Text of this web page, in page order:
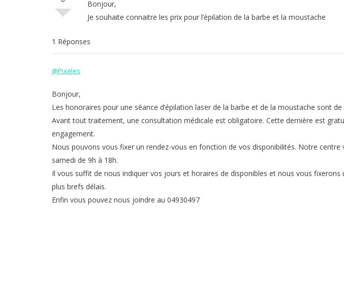
Bonjour,
Je souhaite connaitre les prix pour l’épilation de la barbe et la moustache
1 Réponses
@Pixeles
Bonjour,
Les honoraires pour une séance d’épilation laser de la barbe et de la moustache sont de
Avant tout traitement, une consultation médicale est obligatoire. Cette dernière est
engagement.
Nous pouvons vous fixer un rendez-vous en fonction de vos disponibilités. Notre centre
samedi de 9h à 18h.
Il vous suffit de nous indiquer vos jours et horaires de disponibles et nous vous fixerons
plus brefs délais.
Enfin vous pouvez nous joindre au 04930497